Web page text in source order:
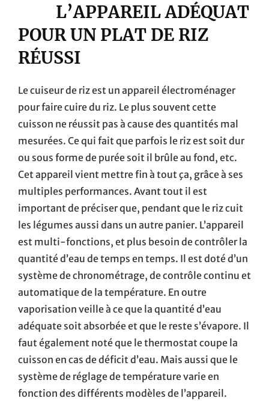
L’APPAREIL ADÉQUAT
POUR UN PLAT DE RIZ
RÉUSSI
Le cuiseur de riz est un appareil électroménager
pour faire cuire du riz. Le plus souvent cette
cuisson ne réussit pas à cause des quantités mal
mesurées. Ce qui fait que parfois le riz est soit dur
ou sous forme de purée soit il brûle au fond, etc.
Cet appareil vient mettre fin à tout ça, grâce à ses
multiples performances. Avant tout il est
important de préciser que, pendant que le riz cuit
les légumes aussi dans un autre panier. L’appareil
est multi-fonctions, et plus besoin de contrôler la
quantité d’eau de temps en temps. Il est doté d’un
système de chronométrage, de contrôle continu et
automatique de la température. En outre
vaporisation veille à ce que la quantité d’eau
adéquate soit absorbée et que le reste s’évapore. Il
faut également noté que le thermostat coupe la
cuisson en cas de déficit d’eau. Mais aussi que le
système de réglage de température varie en
fonction des différents modèles de l’appareil.